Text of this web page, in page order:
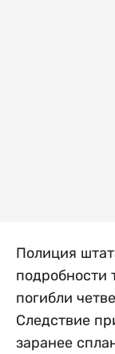
Полиция
подробности
погибли
Следствие
заранее